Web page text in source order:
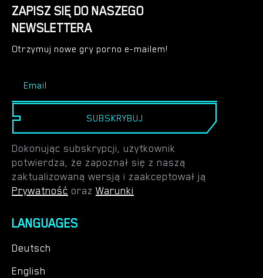
ZAPISZ SIĘ DO NASZEGO
NEWSLETTERA
Otrzymuj nowe gry porno e-mailem!
SUBSKRYBUJ
Dokonując subskrypcji, użytkownik
potwierdza, że zapoznał się z naszą
zaktualizowaną wersją i zaakceptował ją
Prywatność oraz Warunki
LANGUAGES
Deutsch
English